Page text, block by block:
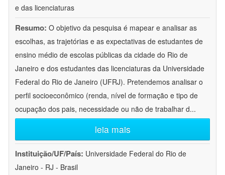
e das licenciaturas
Resumo: O objetivo da pesquisa é mapear e analisar as
escolhas, as trajetórias e as expectativas de estudantes de
ensino médio de escolas públicas da cidade do Rio de
Janeiro e dos estudantes das licenciaturas da Universidade
Federal do Rio de Janeiro (UFRJ). Pretendemos analisar o
perfil socioeconômico (renda, nível de formação e tipo de
ocupação dos pais, necessidade ou não de trabalhar d...
leia mais
Instituição/UF/País: Universidade Federal do Rio de
Janeiro - RJ - Brasil